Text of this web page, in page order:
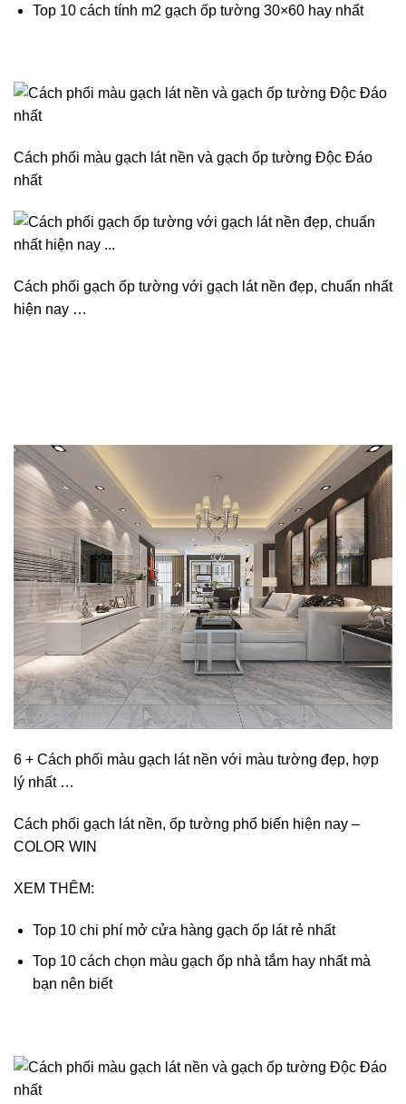
Top 10 cách tính m2 gạch ốp tường 30×60 hay nhất
Cách phối màu gạch lát nền và gạch ốp tường Độc Đáo
nhất
Cách phối gạch ốp tường với gạch lát nền đẹp, chuẩn nhất
hiện nay …
6 + Cách phối màu gạch lát nền với màu tường đẹp, hợp
lý nhất …
Cách phối gạch lát nền, ốp tường phổ biến hiện nay –
COLOR WIN
XEM THÊM:
Top 10 chi phí mở cửa hàng gạch ốp lát rẻ nhất
Top 10 cách chọn màu gạch ốp nhà tắm hay nhất mà
bạn nên biết